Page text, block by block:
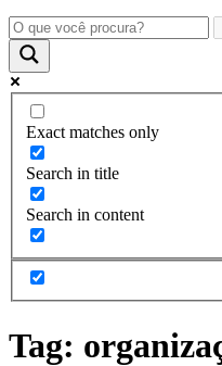
Exact matches only
Search in title
Search in content
Tag: